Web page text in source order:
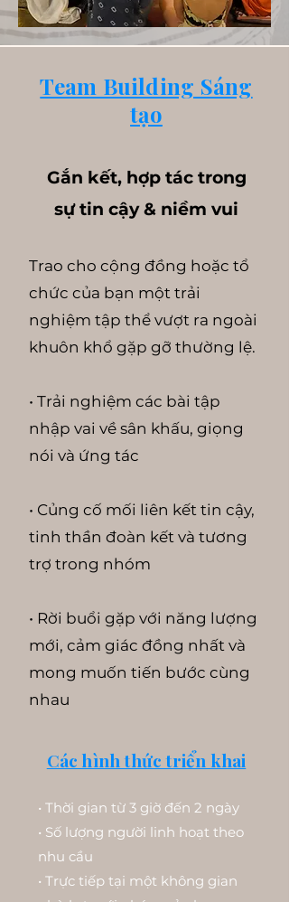
Team Building Sáng
tạo
Gắn kết, hợp tác trong
sự tin cậy & niềm vui
Trao cho cộng đồng hoặc tổ
chức của bạn một trải
nghiệm tập thể vượt ra ngoài
khuôn khổ gặp gỡ thường lệ.
• Trải nghiệm các bài tập
nhập vai về sân khấu, giọng
nói và ứng tác
• Củng cố mối liên kết tin cậy,
tinh thần đoàn kết và tương
trợ trong nhóm
• Rời buổi gặp với năng lượng
mới, cảm giác đồng nhất và
mong muốn tiến bước cùng
nhau
Các hình thức triển khai
• Thời gian từ 3 giờ đến 2 ngày
• Số lượng người linh hoạt theo
nhu cầu
• Trực tiếp tại một không gian